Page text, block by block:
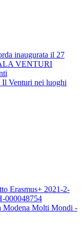
inaugurata il 27
VENTURI
Il Venturi nei luoghi
Erasmus+ 2021-2-
000048754
Modena Molti Mondi -